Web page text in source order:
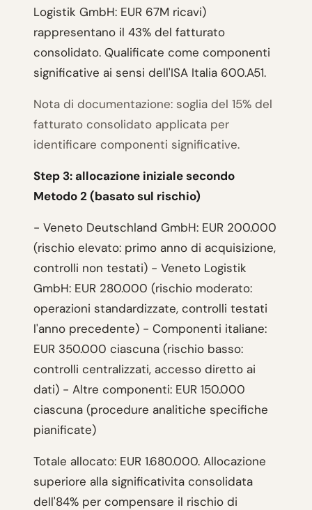
Logistik GmbH: EUR 67M ricavi)
rappresentano il 43% del fatturato
consolidato. Qualificate come componenti
significative ai sensi dell'ISA Italia 600.A51.
Nota di documentazione: soglia del 15% del
fatturato consolidato applicata per
identificare componenti significative.
Step 3: allocazione iniziale secondo
Metodo 2 (basato sul rischio)
- Veneto Deutschland GmbH: EUR 200.000
(rischio elevato: primo anno di acquisizione,
controlli non testati) - Veneto Logistik
GmbH: EUR 280.000 (rischio moderato:
operazioni standardizzate, controlli testati
l'anno precedente) - Componenti italiane:
EUR 350.000 ciascuna (rischio basso:
controlli centralizzati, accesso diretto ai
dati) - Altre componenti: EUR 150.000
ciascuna (procedure analitiche specifiche
pianificate)
Totale allocato: EUR 1.680.000. Allocazione
superiore alla significativita consolidata
dell'84% per compensare il rischio di